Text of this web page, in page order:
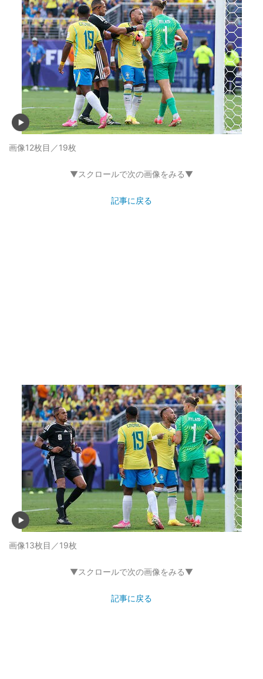
画像12枚目／19枚
▼スクロールで次の画像をみる▼
記事に戻る
画像13枚目／19枚
▼スクロールで次の画像をみる▼
記事に戻る